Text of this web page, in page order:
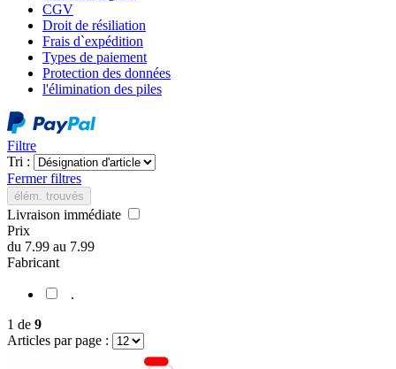
CGV
Droit de résiliation
Frais d`expédition
Types de paiement
Protection des données
l'élimination des piles
Filtre
Tri :
Fermer filtres
élém. trouvés
Livraison immédiate
Prix
du 7.99 au 7.99
Fabricant
.
1 de 9
Articles par page :